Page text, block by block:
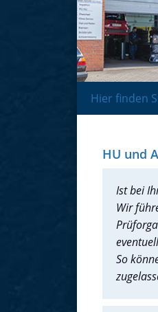
Hier finden
HU und
Ist bei
Wir
So